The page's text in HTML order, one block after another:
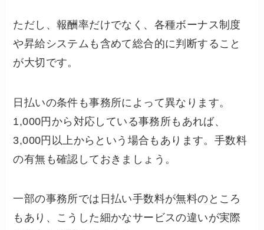
ただし、報酬率だけでなく、各種ボーナス制度
や昇給システムも含めて総合的に判断すること
が大切です。
日払いの条件も事務所によって異なります。
1,000円から対応している事務所もあれば、
3,000円以上からという場合もあります。手数料
の有無も確認しておきましょう。
一部の事務所では日払い手数料が無料のところ
もあり、こうした細かなサービスの違いが実際